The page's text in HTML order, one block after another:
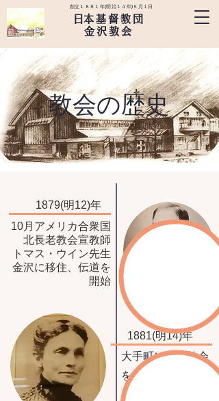
創立１８８１年(明治１４年)５月１日
​日本基督教団
金沢教会
​教会の歴史
1881(明14)年
大手町に金沢教会
を創立、日本キリ
スト教一致教会西
1879(明12)年
10月アメリカ合衆国
北長老教会宣教師
トマス・ウイン先生
金沢に移住、伝道を
開始